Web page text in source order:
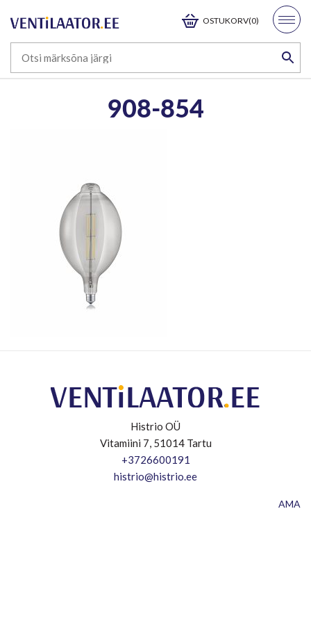
OSTUKORV(0)
908-854
Histrio OÜ
Vitamiini 7, 51014 Tartu
+3726600191
histrio@histrio.ee
AMA